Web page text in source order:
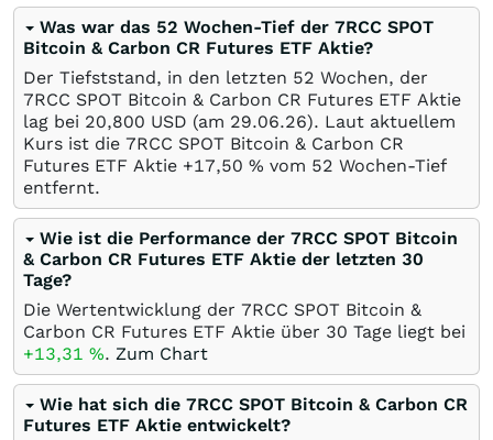
Was war das 52 Wochen-Tief der 7RCC SPOT
Bitcoin & Carbon CR Futures ETF Aktie?
Der Tiefststand, in den letzten 52 Wochen, der
7RCC SPOT Bitcoin & Carbon CR Futures ETF Aktie
lag bei 20,800 USD (am 29.06.26). Laut aktuellem
Kurs ist die 7RCC SPOT Bitcoin & Carbon CR
Futures ETF Aktie +17,50 % vom 52 Wochen-Tief
entfernt.
Wie ist die Performance der 7RCC SPOT Bitcoin
& Carbon CR Futures ETF Aktie der letzten 30
Tage?
Die Wertentwicklung der 7RCC SPOT Bitcoin &
Carbon CR Futures ETF Aktie über 30 Tage liegt bei
+13,31 %. Zum Chart
Wie hat sich die 7RCC SPOT Bitcoin & Carbon CR
Futures ETF Aktie entwickelt?